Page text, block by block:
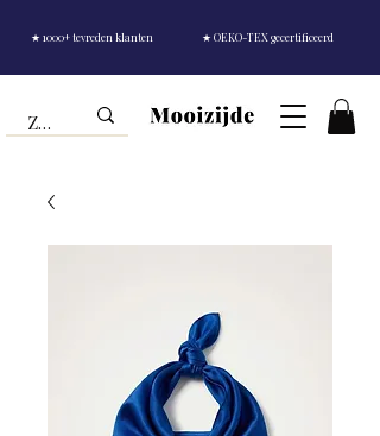
★ 1000+ tevreden klanten ★ OEKO-TEX gecertificeerd